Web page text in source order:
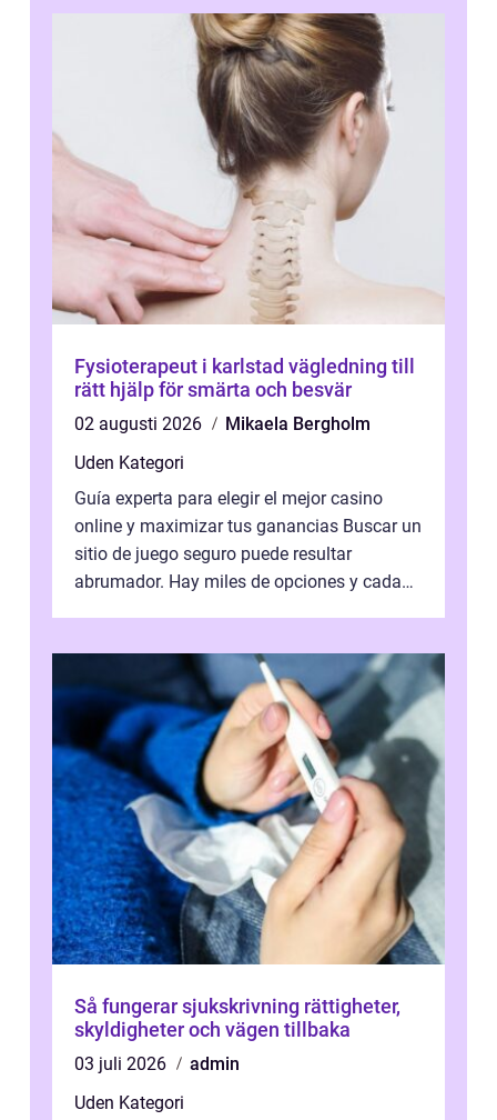
Fysioterapeut i karlstad vägledning till
rätt hjälp för smärta och besvär
02 augusti 2026
Mikaela Bergholm
Uden Kategori
Guía experta para elegir el mejor casino
online y maximizar tus ganancias Buscar un
sitio de juego seguro puede resultar
abrumador. Hay miles de opciones y cada
Så fungerar sjukskrivning rättigheter,
skyldigheter och vägen tillbaka
03 juli 2026
admin
Uden Kategori